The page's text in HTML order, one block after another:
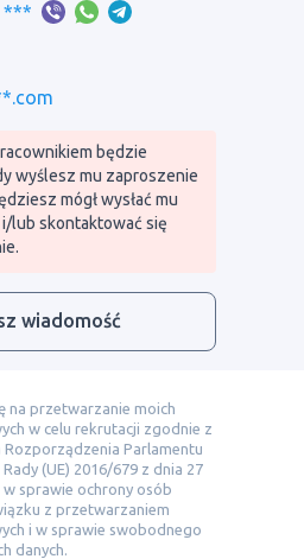
***
będzie
wyślesz mu zaproszenie
mógł wysłać mu
lub skontaktować się
wiadomość
na przetwarzanie moich
w celu rekrutacji zgodnie z
Rozporządzenia Parlamentu
(UE) 2016/679 z dnia 27
w sprawie ochrony osób
z przetwarzaniem
i w sprawie swobodnego
danych.